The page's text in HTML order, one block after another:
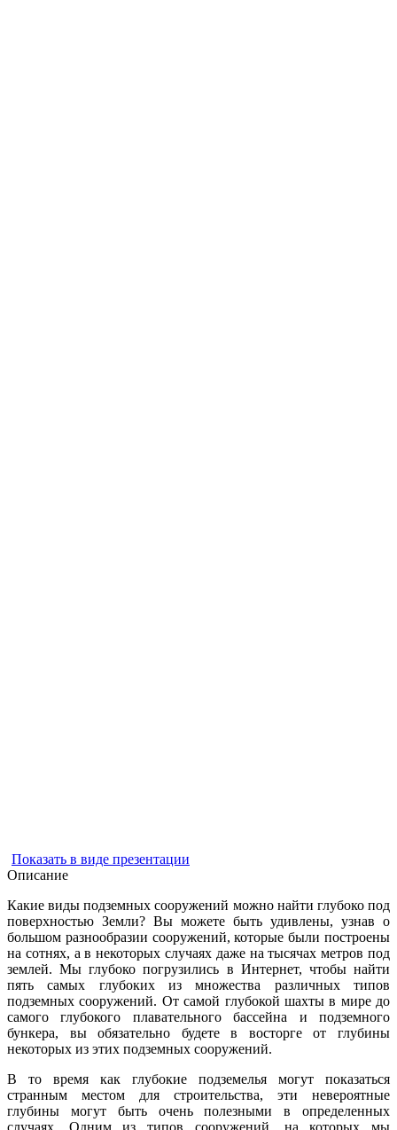
Показать в виде презентации
Описание
Какие виды подземных сооружений можно найти глубоко под
поверхностью Земли? Вы можете быть удивлены, узнав о
большом разнообразии сооружений, которые были построены
на сотнях, а в некоторых случаях даже на тысячах метров под
землей. Мы глубоко погрузились в Интернет, чтобы найти
пять самых глубоких из множества различных типов
подземных сооружений. От самой глубокой шахты в мире до
самого глубокого плавательного бассейна и подземного
бункера, вы обязательно будете в восторге от глубины
некоторых из этих подземных сооружений.
В то время как глубокие подземелья могут показаться
странным местом для строительства, эти невероятные
глубины могут быть очень полезными в определенных
случаях. Одним из типов сооружений, на которых мы